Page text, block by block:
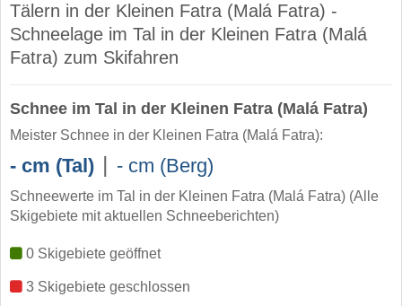
Tälern in der Kleinen Fatra (Malá Fatra) -
Schneelage im Tal in der Kleinen Fatra (Malá
Fatra) zum Skifahren
Schnee im Tal in der Kleinen Fatra (Malá Fatra)
Meister Schnee in der Kleinen Fatra (Malá Fatra):
- cm (Tal) | - cm (Berg)
Schneewerte im Tal in der Kleinen Fatra (Malá Fatra) (Alle
Skigebiete mit aktuellen Schneeberichten)
0 Skigebiete geöffnet
3 Skigebiete geschlossen